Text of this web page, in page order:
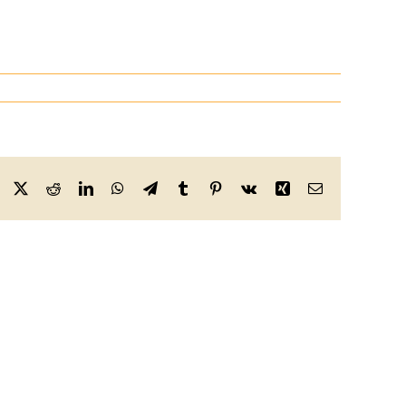
Facebook
X RedditLinkedInWhatsApp
TelegramTumblr Pinterest
Vk Xing Email